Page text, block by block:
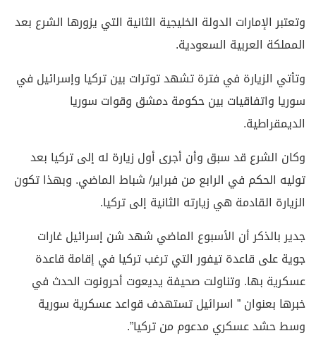
وتعتبر الإمارات الدولة الخليجية الثانية التي يزورها الشرع بعد
المملكة العربية السعودية.
وتأتي الزيارة في فترة تشهد توترات بين تركيا وإسرائيل في
سوريا واتفاقيات بين حكومة دمشق وقوات سوريا
الديمقراطية.
وكان الشرع قد سبق وأن أجرى أول زيارة له إلى تركيا بعد
توليه الحكم في الرابع من فبراير/ شباط الماضي. وبهذا تكون
الزيارة القادمة هي زيارته الثانية إلى تركيا.
جدير بالذكر أن الأسبوع الماضي شهد شن إسرائيل غارات
جوية على قاعدة تيفور التي ترغب تركيا في إقامة قاعدة
عسكرية بها. وتناولت صحيفة يديعوت أحرونوت الحدث في
خبرها بعنوان ” اسرائيل تستهدف قواعد عسكرية سورية
وسط حشد عسكري مدعوم من تركيا”.